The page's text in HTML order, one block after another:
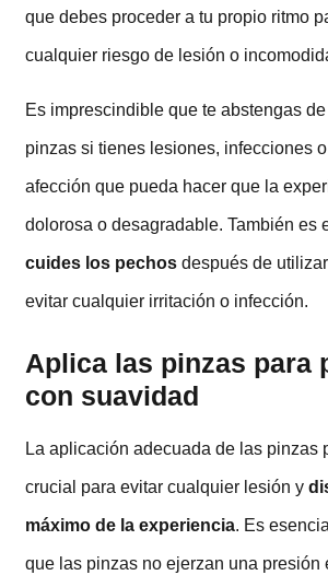
que debes proceder a tu propio ritmo
cualquier riesgo de lesión o
Es imprescindible que te abstengas
pinzas si tienes lesiones, infecciones
afección que pueda hacer que la
dolorosa o desagradable. También es
cuides los pechosdespués de
evitar cualquier irritación o infección.
Aplica las pinzas para
con suavidad
La aplicación adecuada de las pinzas
crucial para evitar cualquier lesión y
máximo de la experiencia. Es
que las pinzas no ejerzan una presión